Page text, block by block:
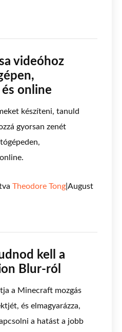
videóhoz
online
készíteni, tanuld
gyorsan zenét
Theodore Tong August
kell a
Blur-ról
a Minecraft mozgás
és elmagyarázza,
a hatást a jobb